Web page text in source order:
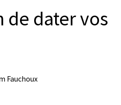
de dater vos
Fauchoux